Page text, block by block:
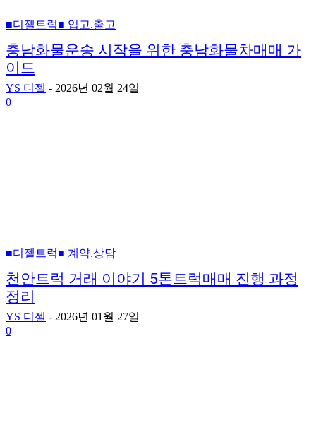
■디젤트럭■ 입고.출고
충남화물운송 시작을 위한 충남화물차매매 가
이드
YS 디젤 - 2026년 02월 24일
0
■디젤트럭■ 계약.상담
천안트럭 거래 이야기 5톤트럭매매 진행 과정
정리
YS 디젤 - 2026년 01월 27일
0